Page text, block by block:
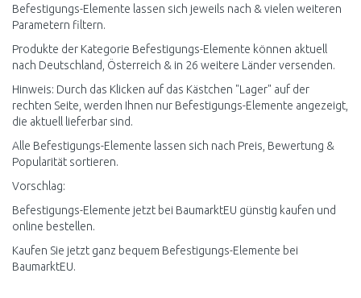
Befestigungs-Elemente lassen sich jeweils nach & vielen weiteren
Parametern filtern.
Produkte der Kategorie Befestigungs-Elemente können aktuell
nach Deutschland, Österreich & in 26 weitere Länder versenden.
Hinweis: Durch das Klicken auf das Kästchen "Lager" auf der
rechten Seite, werden Ihnen nur Befestigungs-Elemente angezeigt,
die aktuell lieferbar sind.
Alle Befestigungs-Elemente lassen sich nach Preis, Bewertung &
Popularität sortieren.
Vorschlag:
Befestigungs-Elemente jetzt bei BaumarktEU günstig kaufen und
online bestellen.
Kaufen Sie jetzt ganz bequem Befestigungs-Elemente bei
BaumarktEU.